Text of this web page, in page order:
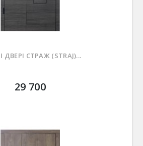
ДВЕРІ СТРАЖ (STRAJ)...
29 700